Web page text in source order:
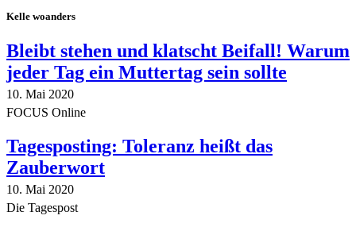
Kelle woanders
Bleibt stehen und klatscht Beifall! Warum
jeder Tag ein Muttertag sein sollte
10. Mai 2020
FOCUS Online
Tagesposting: Toleranz heißt das
Zauberwort
10. Mai 2020
Die Tagespost